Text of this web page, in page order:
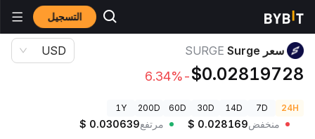
التسجيل أسعار العملات الرقمية
سعر Surge SURGE
$0.02819728
-6.34%
USD
24H
7D
14D
30D
60D
200D
1Y
منخفض $ 0.028169 مرتفع $ 0.030639